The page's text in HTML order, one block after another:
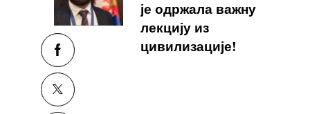
је одржала важну
лекцију из
цивилизације!